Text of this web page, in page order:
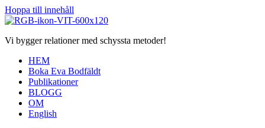
Hoppa till innehåll
Vi bygger relationer med schyssta metoder!
HEM
Boka Eva Bodfäldt
Publikationer
BLOGG
OM
English